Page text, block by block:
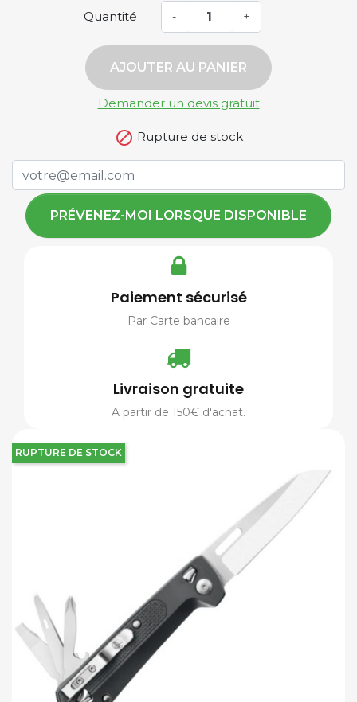
RUPTURE DE STOCK
Quantité - +
AJOUTER AU PANIER
Demander un devis gratuit
 Rupture de stock
PRÉVENEZ-MOI LORSQUE DISPONIBLE
Paiement sécurisé
Par Carte bancaire
Livraison gratuite
A partir de 150€ d'achat.